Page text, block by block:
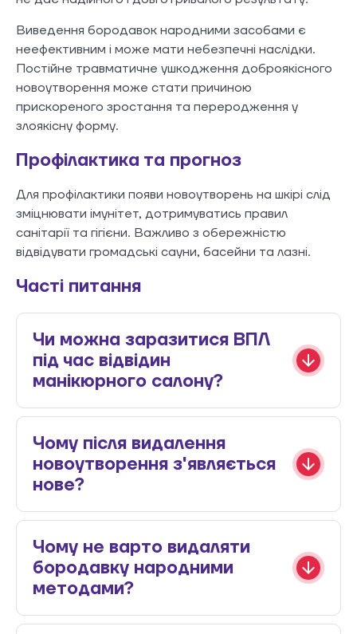
Виведення бородавок народними засобами є
неефективним і може мати небезпечні наслідки.
Постійне травматичне ушкодження доброякісного
новоутворення може стати причиною
прискореного зростання та переродження у
злоякісну форму.
Профілактика та прогноз
Для профілактики появи новоутворень на шкірі слід
зміцнювати імунітет, дотримуватись правил
санітарії та гігієни. Важливо з обережністю
відвідувати громадські сауни, басейни та лазні.
Часті питання
Чи можна заразитися ВПЛ
під час відвідин
манікюрного салону?
Чому після видалення
новоутворення з'являється
нове?
Чому не варто видаляти
бородавку народними
методами?